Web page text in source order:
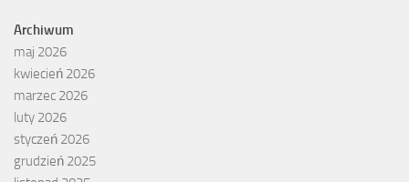
Archiwum
maj 2026
kwiecień 2026
marzec 2026
luty 2026
styczeń 2026
grudzień 2025